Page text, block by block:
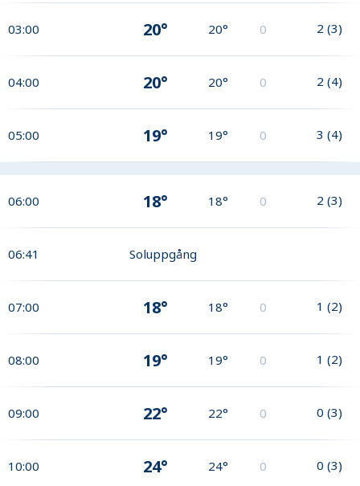
03:00 20° 20° 0 2 (3)
04:00 20° 20° 0 2 (4)
05:00 19° 19° 0 3 (4)
06:00 18° 18° 0 2 (3)
06:41 Soluppgång
07:00 18° 18° 0 1 (2)
08:00 19° 19° 0 1 (2)
09:00 22° 22° 0 0 (3)
10:00 24° 24° 0 0 (3)